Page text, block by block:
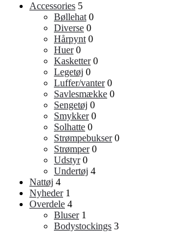
Accessories 5
Bøllehat 0
Diverse 0
Hårpynt 0
Huer 0
Kasketter 0
Legetøj 0
Luffer/vanter 0
Savlesmække 0
Sengetøj 0
Smykker 0
Solhatte 0
Strømpebukser 0
Strømper 0
Udstyr 0
Undertøj 4
Nattøj 4
Nyheder 1
Overdele 4
Bluser 1
Bodystockings 3